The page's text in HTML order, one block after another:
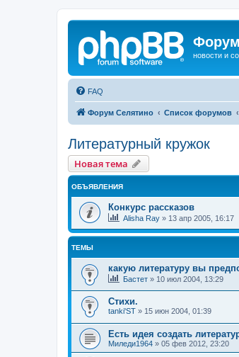
новости и
FAQ
Форум Селятино Список форумов
Литературный кружок
Новая тема
ОБЪЯВЛЕНИЯ
Конкурс рассказов
Alisha Ray » 13 апр 2005, 16:17
ТЕМЫ
какую литературу вы
Бастет » 10 июл 2004, 13:29
Стихи.
tanki'ST » 15 июн 2004, 01:39
Есть идея создать
Миледи1964 » 05 фев 2012, 23:20